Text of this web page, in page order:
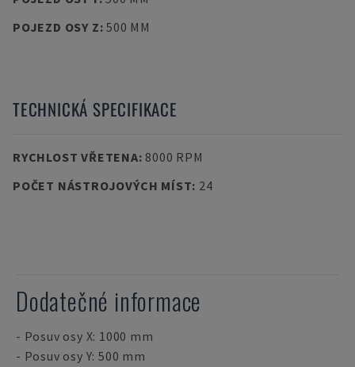
POJEZD OSY Z:500 MM
TECHNICKÁ SPECIFIKACE
RYCHLOST VŘETENA: 8000 RPM
POČET NÁSTROJOVÝCH MÍST: 24
Dodatečné informace
- Posuv osy X: 1000 mm
- Posuv osy Y: 500 mm